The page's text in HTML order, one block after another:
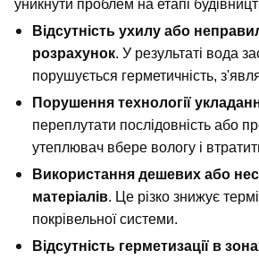
уникнути проблем на етапі
Відсутність ухилу або
розрахунок. У результаті вода
порушується герметичність,
Порушення технології
переплутати послідовність або
утеплювач вбере вологу і
Використання дешевих або
матеріалів. Це різко знижує
покрівельної системи.
Відсутність герметизації в